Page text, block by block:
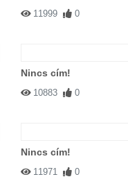
11999 0
Nincs cím!
10883 0
Nincs cím!
11971 0